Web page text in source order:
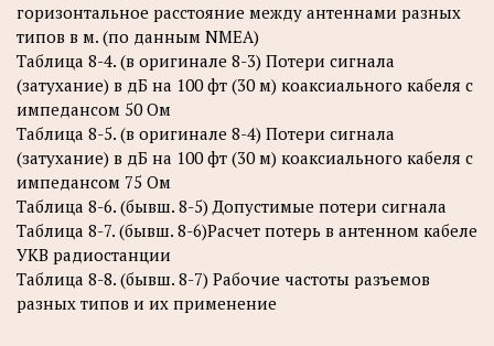
горизонтальное расстояние между антеннами разных
типов в м. (по данным NMEA)
Таблица 8-4. (в оригинале 8-3) Потери сигнала
(затухание) в дБ на 100 фт (30 м) коаксиального кабеля с
импедансом 50 Ом
Таблица 8-5. (в оригинале 8-4) Потери сигнала
(затухание) в дБ на 100 фт (30 м) коаксиального кабеля с
импедансом 75 Ом
Таблица 8-6. (бывш. 8-5) Допустимые потери сигнала
Таблица 8-7. (бывш. 8-6)Расчет потерь в антенном кабеле
УКВ радиостанции
Таблица 8-8. (бывш. 8-7) Рабочие частоты разъемов
разных типов и их применение